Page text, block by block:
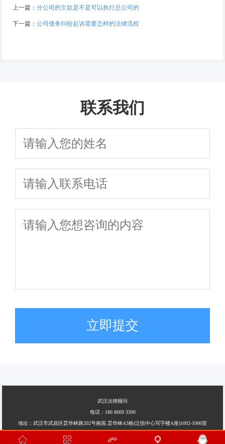
上一篇： 分公司的欠款是不是可以执行总公司的
下一篇： 公司债务纠纷起诉需要怎样的法律流程
联系我们
立即提交
武汉法律顾问
电话：180 8669 3390
地址：武汉市武昌区昙华林路202号南国.昙华林A3栋(泛悦中心写字楼A座)1002-1006室